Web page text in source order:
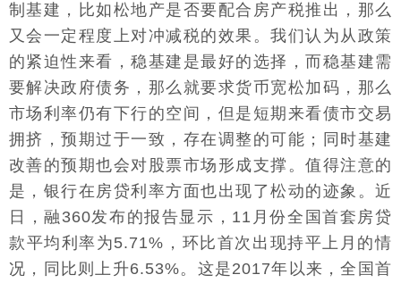
制基建，比如松地产是否要配合房产税推出，那么
又会一定程度上对冲减税的效果。我们认为从政策
的紧迫性来看，稳基建是最好的选择，而稳基建需
要解决政府债务，那么就要求货币宽松加码，那么
市场利率仍有下行的空间，但是短期来看债市交易
拥挤，预期过于一致，存在调整的可能；同时基建
改善的预期也会对股票市场形成支撑。值得注意的
是，银行在房贷利率方面也出现了松动的迹象。近
日，融360发布的报告显示，11月份全国首套房贷
款平均利率为5.71%，环比首次出现持平上月的情
况，同比则上升6.53%。这是2017年以来，全国首